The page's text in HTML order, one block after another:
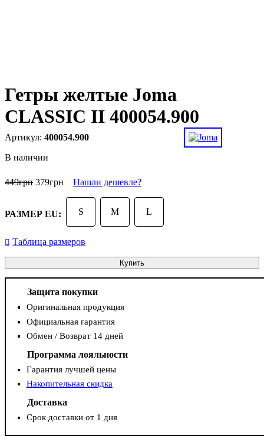
Гетры желтые Joma
CLASSIC II 400054.900
400054.900
В наличии
449грн 379грн Нашли дешевле?
РАЗМЕР EU: S M L
Таблица размеров
Купить
Защита покупки
Оригинальная продукция
Официальная гарантия
Обмен / Возврат 14 дней
Программа лояльности
Гарантия лучшей цены
Накопительная скидка
Доставка
Срок доставки от 1 дня